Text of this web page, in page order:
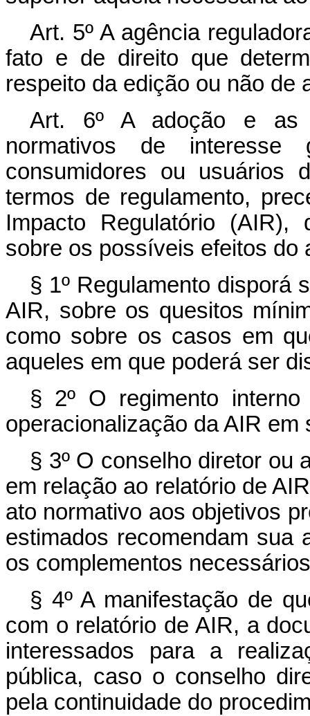
Art. 5º A agência
fato e de direito que
respeito da edição ou não de
Art. 6º A adoção e as
normativos de interesse
consumidores ou usuários
termos de regulamento,
Impacto Regulatório
sobre os possíveis efeitos do
§ 1º Regulamento disporá
AIR, sobre os quesitos
como sobre os casos em
aqueles em que poderá ser
§ 2º O regimento
operacionalização da AIR em
§ 3º O conselho diretor ou
em relação ao relatório de
ato normativo aos objetivos
estimados recomendam sua
os complementos
§ 4º A manifestação de
com o relatório de AIR, a
interessados para a
pública, caso o conselho
pela continuidade do